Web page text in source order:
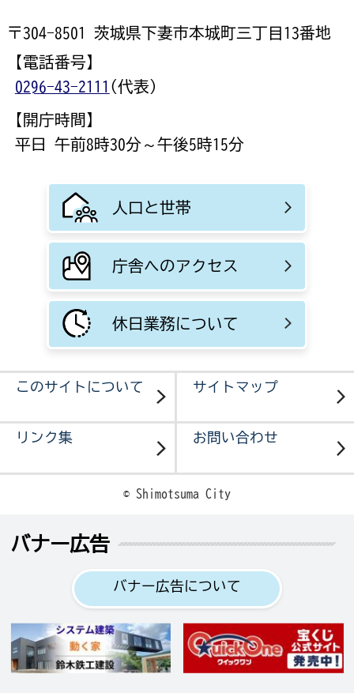
〒304-8501 茨城県下妻市本城町三丁目13番地
【電話番号】
0296-43-2111 (代表)
【開庁時間】
平日 午前8時30分～午後5時15分
人口と世帯
庁舎へのアクセス
休日業務について
このサイトについて サイトマップ
リンク集 お問い合わせ
© Shimotsuma City
バナー広告
バナー広告について